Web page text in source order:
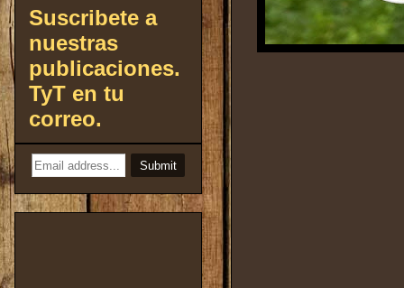
Suscribete a
nuestras
publicaciones.
TyT en tu
correo.